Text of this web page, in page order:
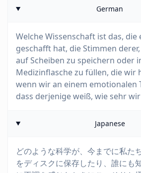
German
Welche Wissenschaft ist das,
geschafft hat, die Stimmen
auf Scheiben zu speichern oder
Medizinflasche zu füllen, die wir
wenn wir an einem emotionalen
dass derjenige weiß, wie sehr
Japanese
どのような科学が、今までに私た
をディスクに保存したり、誰にも